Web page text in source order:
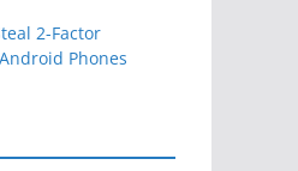
2-Factor
Phones